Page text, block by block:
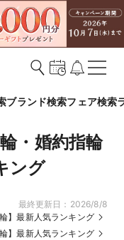
ブランド検索フェア検索
・婚約指輪
ング
最終更新日： 2026/8/8
輪】最新人気ランキング
輪】最新人気ランキング